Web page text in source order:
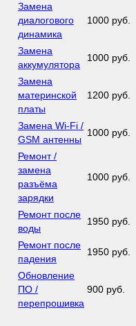
Замена
диалогового
динамика
1000 руб.
Замена
аккумулятора
1000 руб.
Замена
материнской
платы
1200 руб.
Замена Wi-Fi /
GSM антенны
1000 руб.
Ремонт /
замена
разъёма
зарядки
1000 руб.
Ремонт после
воды
1950 руб.
Ремонт после
падения
1950 руб.
Обновление
ПО /
перепрошивка
900 руб.